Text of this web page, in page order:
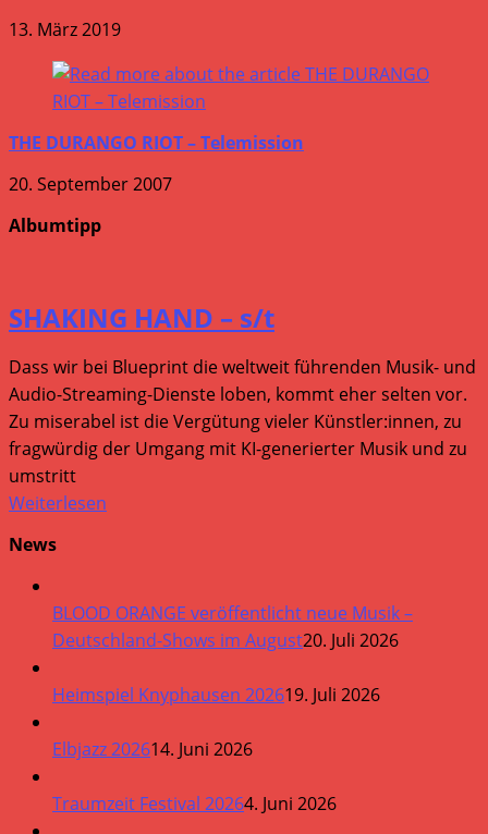
13. März 2019
THE DURANGO RIOT – Telemission
20. September 2007
Albumtipp
SHAKING HAND – s/t
Dass wir bei Blueprint die weltweit führenden Musik- und
Audio-Streaming-Dienste loben, kommt eher selten vor.
Zu miserabel ist die Vergütung vieler Künstler:innen, zu
fragwürdig der Umgang mit KI-generierter Musik und zu
umstritt
Weiterlesen
News
BLOOD ORANGE veröffentlicht neue Musik –
Deutschland-Shows im August20. Juli 2026
Heimspiel Knyphausen 202619. Juli 2026
Elbjazz 202614. Juni 2026
Traumzeit Festival 20264. Juni 2026